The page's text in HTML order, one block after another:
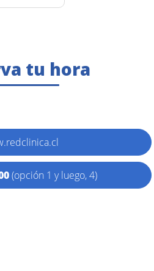
tu hora
(opción 1 y luego, 4)